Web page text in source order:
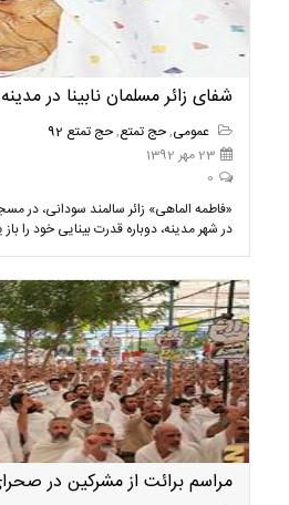
شفای زائر مسلمان نابینا در
عمومی,حج تمتع,حج تمتع 92
23 مهر 1392
0
«فاطمه الماهی» زائر سالمند سودانی،
در شهر مدینه، دوباره قدرت بینایی خود را
مراسم برائت از مشركين در